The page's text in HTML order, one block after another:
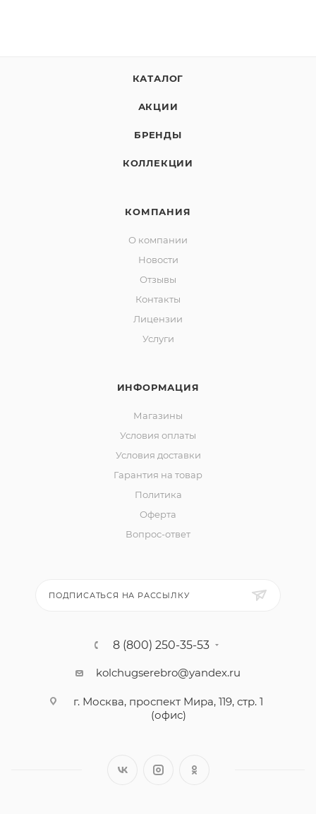
КАТАЛОГ
АКЦИИ
БРЕНДЫ
КОЛЛЕКЦИИ
КОМПАНИЯ
О компании
Новости
Отзывы
Контакты
Лицензии
Услуги
ИНФОРМАЦИЯ
Магазины
Условия оплаты
Условия доставки
Гарантия на товар
Политика
Оферта
Вопрос-ответ
ПОДПИСАТЬСЯ НА РАССЫЛКУ
8 (800) 250-35-53
kolchugserebro@yandex.ru
г. Москва, проспект Мира, 119, стр. 1
(офис)